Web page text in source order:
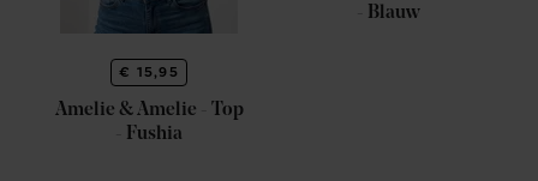
€ 15,95
Amelie & Amelie - Top
- Fushia
- Blauw